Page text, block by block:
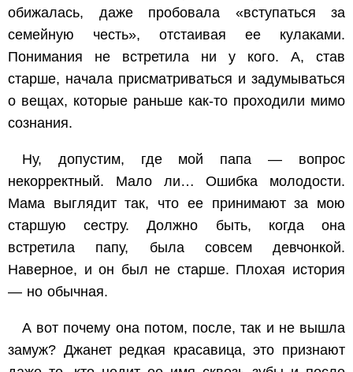
обижалась, даже пробовала «вступаться за
семейную честь», отстаивая ее кулаками.
Понимания не встретила ни у кого. А, став
старше, начала присматриваться и задумываться
о вещах, которые раньше как-то проходили мимо
сознания.
Ну, допустим, где мой папа — вопрос
некорректный. Мало ли… Ошибка молодости.
Мама выглядит так, что ее принимают за мою
старшую сестру. Должно быть, когда она
встретила папу, была совсем девчонкой.
Наверное, и он был не старше. Плохая история
— но обычная.
А вот почему она потом, после, так и не вышла
замуж? Джанет редкая красавица, это признают